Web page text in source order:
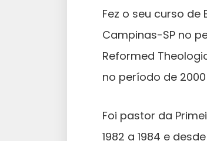
Fez o seu curso de
Campinas-SP no
Reformed
no período de 2000
Foi pastor da
1982 a 1984 e